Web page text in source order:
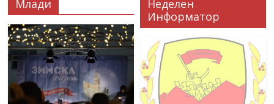
Млади
Неделен
Информатор